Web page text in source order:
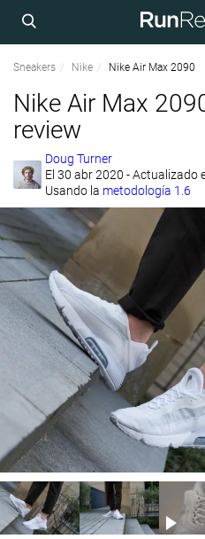
Sneakers Nike Nike Air Max 2090
Nike Air Max
review
Doug Turner
El 30 abr 2020 - Actualizado
Usando la metodología 1.6